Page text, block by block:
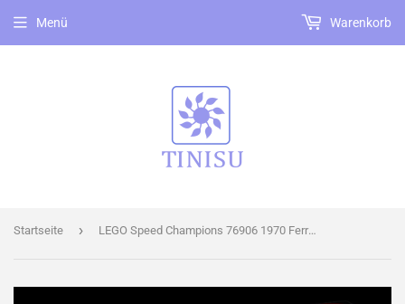
Menü Warenkorb
Startseite › LEGO Speed Champions 76906 1970 Ferrari 512 M